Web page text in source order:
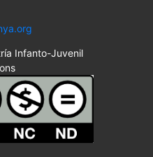
Infanto-Juvenil